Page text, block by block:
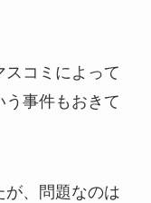
スコミによって
う事件もおきて
が、問題なのは